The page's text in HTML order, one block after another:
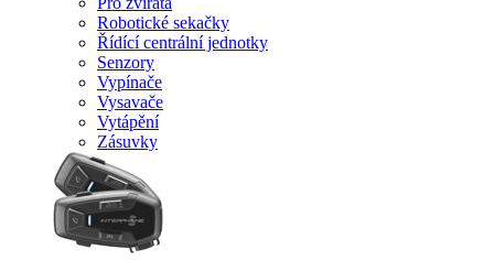
Robotické sekačky
Řídící centrální jednotky
Senzory
Vypínače
Vysavače
Vytápění
Zásuvky